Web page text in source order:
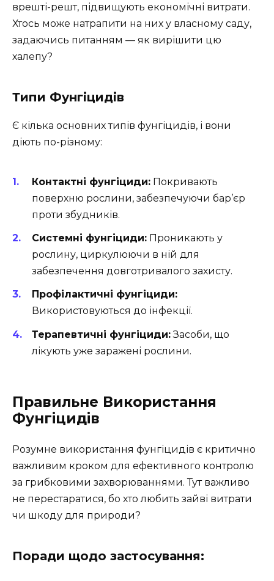
врешті-решт, підвищують економічні витрати.
Хтось може натрапити на них у власному саду,
задаючись питанням — як вирішити цю
халепу?
Типи Фунгіцидів
Є кілька основних типів фунгіцидів, і вони
діють по-різному:
Контактні фунгіциди: Покривають
поверхню рослини, забезпечуючи бар’єр
проти збудників.
Системні фунгіциди: Проникають у
рослину, циркулюючи в ній для
забезпечення довготривалого захисту.
Профілактичні фунгіциди:
Використовуються до інфекції.
Терапевтичні фунгіциди:Засоби, що
лікують уже заражені рослини.
Правильне Використання
Фунгіцидів
Розумне використання фунгіцидів є критично
важливим кроком для ефективного контролю
за грибковими захворюваннями. Тут важливо
не перестаратися, бо хто любить зайві витрати
чи шкоду для природи?
Поради щодо застосування: